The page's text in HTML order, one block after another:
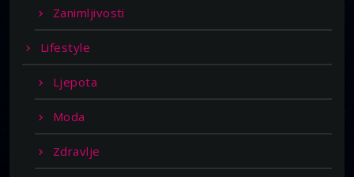
Zanimljivosti
Lifestyle
Ljepota
Moda
Zdravlje